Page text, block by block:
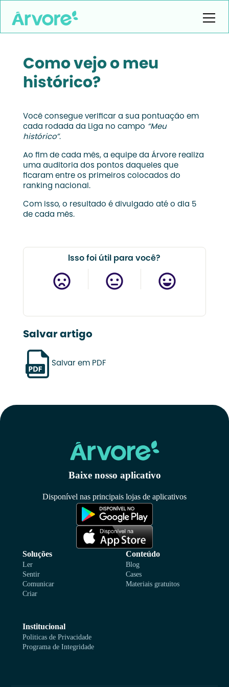
Como vejo o meu
histórico?
Você consegue verificar a sua pontuação em
cada rodada da Liga no campo “Meu
histórico”.
Ao fim de cada mês, a equipe da Árvore realiza
uma auditoria dos pontos daqueles que
ficaram entre os primeiros colocados do
ranking nacional.
Com isso, o resultado é divulgado até o dia 5
de cada mês.
Isso foi útil para você?
Salvar artigo
Salvar em PDF
Baixe nosso aplicativo
Disponível nas principais lojas de aplicativos
Soluções
Ler
Sentir
Comunicar
Criar
Conteúdo
Blog
Cases
Materiais gratuitos
Institucional
Politicas de Privacidade
Programa de Integridade